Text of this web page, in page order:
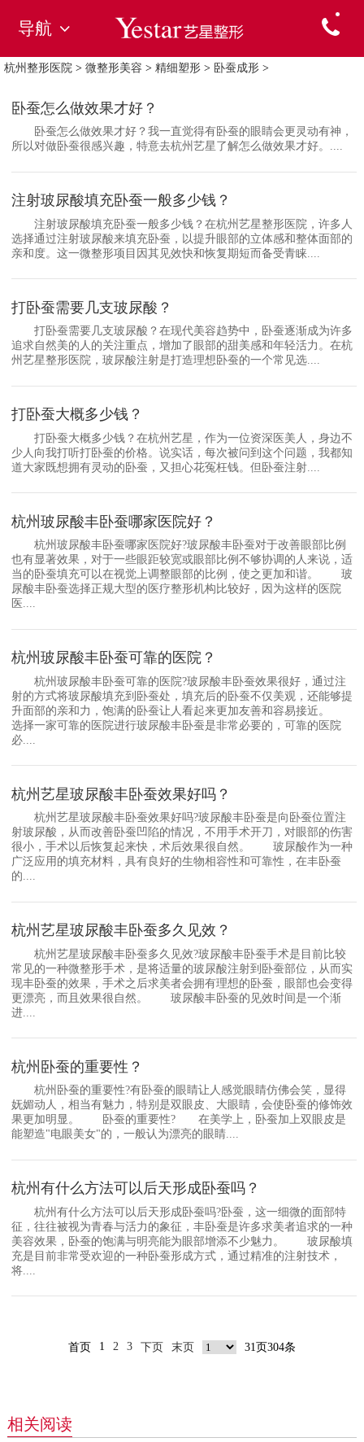
导航
杭州整形医院 > 微整形美容 > 精细塑形 > 卧蚕成形 >
卧蚕怎么做效果才好？
卧蚕怎么做效果才好？我一直觉得有卧蚕的眼睛会更灵动有神，
所以对做卧蚕很感兴趣，特意去杭州艺星了解怎么做效果才好。....
注射玻尿酸填充卧蚕一般多少钱？
注射玻尿酸填充卧蚕一般多少钱？在杭州艺星整形医院，许多人
选择通过注射玻尿酸来填充卧蚕，以提升眼部的立体感和整体面部的
亲和度。这一微整形项目因其见效快和恢复期短而备受青睐....
打卧蚕需要几支玻尿酸？
打卧蚕需要几支玻尿酸？在现代美容趋势中，卧蚕逐渐成为许多
追求自然美的人的关注重点，增加了眼部的甜美感和年轻活力。在杭
州艺星整形医院，玻尿酸注射是打造理想卧蚕的一个常见选....
打卧蚕大概多少钱？
打卧蚕大概多少钱？在杭州艺星，作为一位资深医美人，身边不
少人向我打听打卧蚕的价格。说实话，每次被问到这个问题，我都知
道大家既想拥有灵动的卧蚕，又担心花冤枉钱。但卧蚕注射....
杭州玻尿酸丰卧蚕哪家医院好？
杭州玻尿酸丰卧蚕哪家医院好?玻尿酸丰卧蚕对于改善眼部比例
也有显著效果，对于一些眼距较宽或眼部比例不够协调的人来说，适
当的卧蚕填充可以在视觉上调整眼部的比例，使之更加和谐。 玻
尿酸丰卧蚕选择正规大型的医疗整形机构比较好，因为这样的医院
医....
杭州玻尿酸丰卧蚕可靠的医院？
杭州玻尿酸丰卧蚕可靠的医院?玻尿酸丰卧蚕效果很好，通过注
射的方式将玻尿酸填充到卧蚕处，填充后的卧蚕不仅美观，还能够提
升面部的亲和力，饱满的卧蚕让人看起来更加友善和容易接近。
选择一家可靠的医院进行玻尿酸丰卧蚕是非常必要的，可靠的医院
必....
杭州艺星玻尿酸丰卧蚕效果好吗？
杭州艺星玻尿酸丰卧蚕效果好吗?玻尿酸丰卧蚕是向卧蚕位置注
射玻尿酸，从而改善卧蚕凹陷的情况，不用手术开刀，对眼部的伤害
很小，手术以后恢复起来快，术后效果很自然。 玻尿酸作为一种
广泛应用的填充材料，具有良好的生物相容性和可靠性，在丰卧蚕
的....
杭州艺星玻尿酸丰卧蚕多久见效？
杭州艺星玻尿酸丰卧蚕多久见效?玻尿酸丰卧蚕手术是目前比较
常见的一种微整形手术，是将适量的玻尿酸注射到卧蚕部位，从而实
现丰卧蚕的效果，手术之后求美者会拥有理想的卧蚕，眼部也会变得
更漂亮，而且效果很自然。 玻尿酸丰卧蚕的见效时间是一个渐
进....
杭州卧蚕的重要性？
杭州卧蚕的重要性?有卧蚕的眼睛让人感觉眼睛仿佛会笑，显得
妩媚动人，相当有魅力，特别是双眼皮、大眼睛，会使卧蚕的修饰效
果更加明显。 卧蚕的重要性? 在美学上，卧蚕加上双眼皮是
能塑造"电眼美女"的，一般认为漂亮的眼睛....
杭州有什么方法可以后天形成卧蚕吗？
杭州有什么方法可以后天形成卧蚕吗?卧蚕，这一细微的面部特
征，往往被视为青春与活力的象征，丰卧蚕是许多求美者追求的一种
美容效果，卧蚕的饱满与明亮能为眼部增添不少魅力。 玻尿酸填
充是目前非常受欢迎的一种卧蚕形成方式，通过精准的注射技术，
将....
首页 1 2 3 下页 末页 31页304条
相关阅读